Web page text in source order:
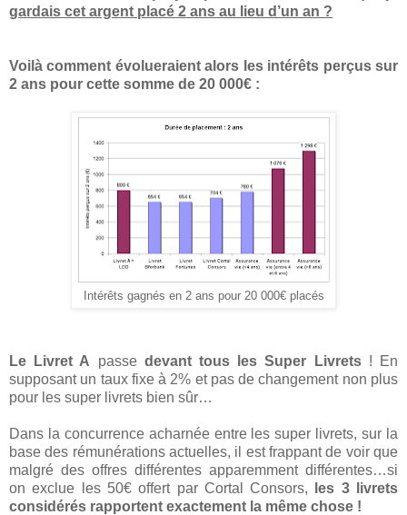
gardais cet argent placé 2 ans au lieu d’un an ?
Voilà comment évolueraient alors les intérêts perçus sur
2 ans pour cette somme de 20 000€ :
Intérêts gagnés en 2 ans pour 20 000€ placés
Le Livret A passe devant tous les Super Livrets! En
supposant un taux fixe à 2% et pas de changement non plus
pour les super livrets bien sûr…
Dans la concurrence acharnée entre les super livrets, sur la
base des rémunérations actuelles, il est frappant de voir que
malgré des offres différentes apparemment différentes…si
on exclue les 50€ offert par Cortal Consors,
les 3 livrets
considérés rapportent exactement la même chose !